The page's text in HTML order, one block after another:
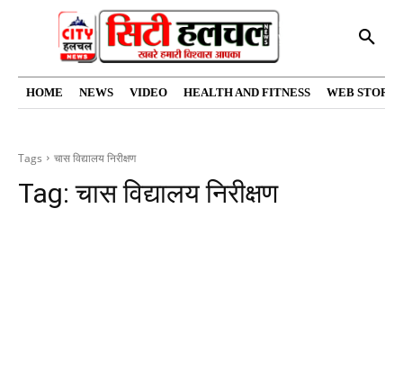
HOME NEWS VIDEO HEALTH AND FITNESS WEB
Tags चास विद्यालय निरीक्षण
Tag:चास विद्यालय निरीक्षण